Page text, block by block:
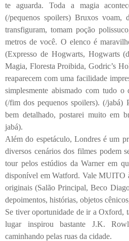
te aguarda. Toda a magia
(/pequenos spoilers) Bruxos
transfiguram, tomam poção
metros de você. O elenco é
(Expresso de Hogwarts, Hogwarts
Magia, Floresta Proibida, Godric’s
reaparecem com uma facilidade
simplesmente abismado com tudo o
(/fim dos pequenos spoilers). (/jabá)
bem detalhado, postarei muito em
jabá).
Além do espetáculo, Londres é um
diversos cenários dos filmes podem
tour pelos estúdios da Warner em
disponível em Watford. Vale MUITO
originais (Salão Principal, Beco
depoimentos, histórias, objetos
Se tiver oportunidade de ir a Oxford,
lugar inspirou bastante J.K.
caminhando pelas ruas da cidade.